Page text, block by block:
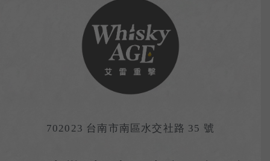
702023 台南市南區水交社路 35 號